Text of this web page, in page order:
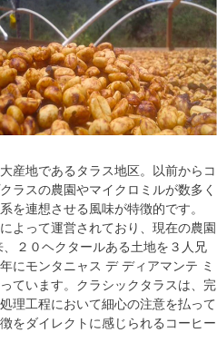
産地であるタラス地区。以前からコ
ラスの農園やマイクロミルが数多く
を連想させる風味が特徴的です。
よって運営されており、現在の農園
２０ヘクタールある土地を３人兄
にモンタニャス デ ディアマンテ ミ
ています。クラシックタラスは、完
理工程において細心の注意を払って
をダイレクトに感じられるコーヒー